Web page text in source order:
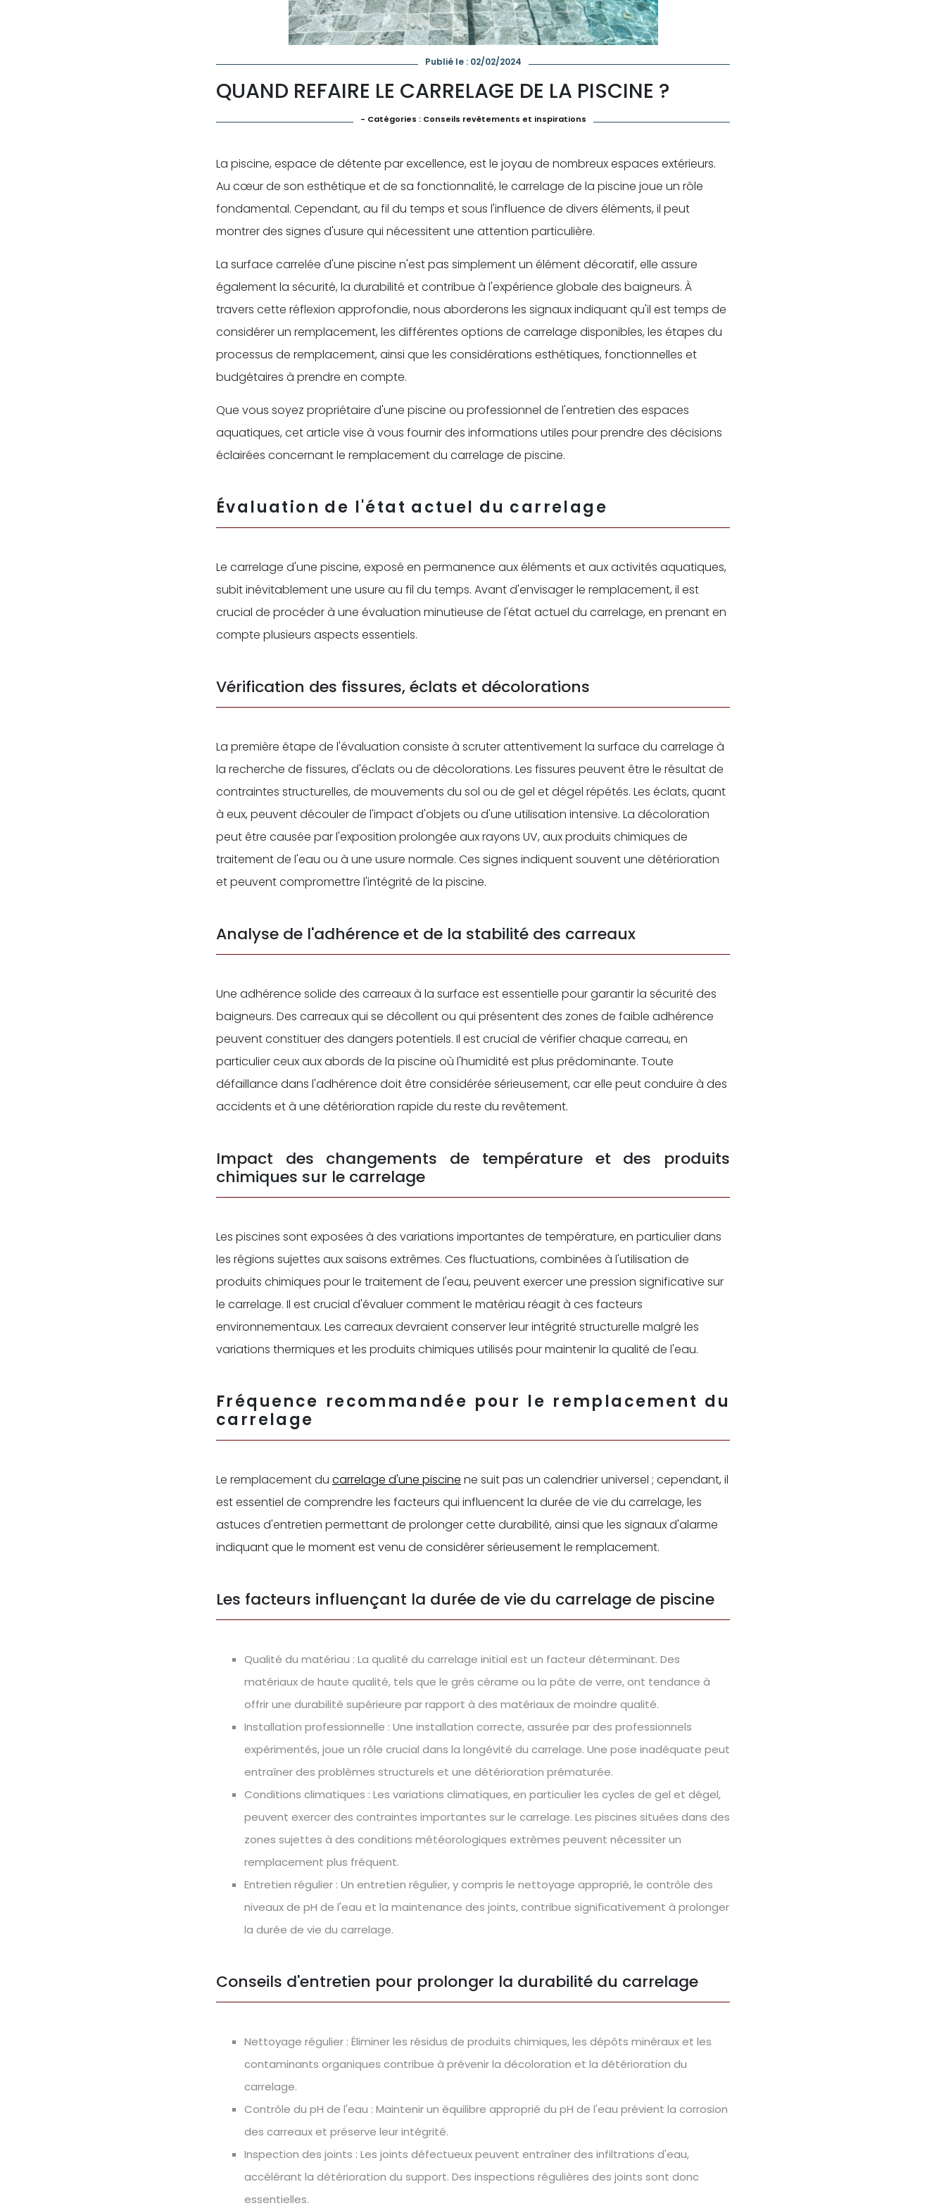
Publié le : 02/02/2024
QUAND REFAIRE LE CARRELAGE DE LA PISCINE ?
- Catégories : Conseils revêtements et inspirations
La piscine, espace de détente par excellence, est le joyau de nombreux espaces extérieurs.
Au cœur de son esthétique et de sa fonctionnalité, le carrelage de la piscine joue un rôle
fondamental. Cependant, au fil du temps et sous l'influence de divers éléments, il peut
montrer des signes d'usure qui nécessitent une attention particulière.
La surface carrelée d'une piscine n'est pas simplement un élément décoratif, elle assure
également la sécurité, la durabilité et contribue à l'expérience globale des baigneurs. À
travers cette réflexion approfondie, nous aborderons les signaux indiquant qu'il est temps de
considérer un remplacement, les différentes options de carrelage disponibles, les étapes du
processus de remplacement, ainsi que les considérations esthétiques, fonctionnelles et
budgétaires à prendre en compte.
Que vous soyez propriétaire d'une piscine ou professionnel de l'entretien des espaces
aquatiques, cet article vise à vous fournir des informations utiles pour prendre des décisions
éclairées concernant le remplacement du carrelage de piscine.
Évaluation de l'état actuel du carrelage
Le carrelage d'une piscine, exposé en permanence aux éléments et aux activités aquatiques,
subit inévitablement une usure au fil du temps. Avant d'envisager le remplacement, il est
crucial de procéder à une évaluation minutieuse de l'état actuel du carrelage, en prenant en
compte plusieurs aspects essentiels.
Vérification des fissures, éclats et décolorations
La première étape de l'évaluation consiste à scruter attentivement la surface du carrelage à
la recherche de fissures, d'éclats ou de décolorations. Les fissures peuvent être le résultat de
contraintes structurelles, de mouvements du sol ou de gel et dégel répétés. Les éclats, quant
à eux, peuvent découler de l'impact d'objets ou d'une utilisation intensive. La décoloration
peut être causée par l'exposition prolongée aux rayons UV, aux produits chimiques de
traitement de l'eau ou à une usure normale. Ces signes indiquent souvent une détérioration
et peuvent compromettre l'intégrité de la piscine.
Analyse de l'adhérence et de la stabilité des carreaux
Une adhérence solide des carreaux à la surface est essentielle pour garantir la sécurité des
baigneurs. Des carreaux qui se décollent ou qui présentent des zones de faible adhérence
peuvent constituer des dangers potentiels. Il est crucial de vérifier chaque carreau, en
particulier ceux aux abords de la piscine où l'humidité est plus prédominante. Toute
défaillance dans l'adhérence doit être considérée sérieusement, car elle peut conduire à des
accidents et à une détérioration rapide du reste du revêtement.
Impact des changements de température et des produits
chimiques sur le carrelage
Les piscines sont exposées à des variations importantes de température, en particulier dans
les régions sujettes aux saisons extrêmes. Ces fluctuations, combinées à l'utilisation de
produits chimiques pour le traitement de l'eau, peuvent exercer une pression significative sur
le carrelage. Il est crucial d'évaluer comment le matériau réagit à ces facteurs
environnementaux. Les carreaux devraient conserver leur intégrité structurelle malgré les
variations thermiques et les produits chimiques utilisés pour maintenir la qualité de l'eau.
Fréquence recommandée pour le remplacement du
carrelage
Le remplacement du carrelage d'une piscine ne suit pas un calendrier universel ; cependant, il
est essentiel de comprendre les facteurs qui influencent la durée de vie du carrelage, les
astuces d'entretien permettant de prolonger cette durabilité, ainsi que les signaux d'alarme
indiquant que le moment est venu de considérer sérieusement le remplacement.
Les facteurs influençant la durée de vie du carrelage de piscine
Qualité du matériau : La qualité du carrelage initial est un facteur déterminant. Des
matériaux de haute qualité, tels que le grès cérame ou la pâte de verre, ont tendance à
offrir une durabilité supérieure par rapport à des matériaux de moindre qualité.
Installation professionnelle : Une installation correcte, assurée par des professionnels
expérimentés, joue un rôle crucial dans la longévité du carrelage. Une pose inadéquate peut
entraîner des problèmes structurels et une détérioration prématurée.
Conditions climatiques : Les variations climatiques, en particulier les cycles de gel et dégel,
peuvent exercer des contraintes importantes sur le carrelage. Les piscines situées dans des
zones sujettes à des conditions météorologiques extrêmes peuvent nécessiter un
remplacement plus fréquent.
Entretien régulier : Un entretien régulier, y compris le nettoyage approprié, le contrôle des
niveaux de pH de l'eau et la maintenance des joints, contribue significativement à prolonger
la durée de vie du carrelage.
Conseils d'entretien pour prolonger la durabilité du carrelage
Nettoyage régulier : Éliminer les résidus de produits chimiques, les dépôts minéraux et les
contaminants organiques contribue à prévenir la décoloration et la détérioration du
carrelage.
Contrôle du pH de l'eau : Maintenir un équilibre approprié du pH de l'eau prévient la corrosion
des carreaux et préserve leur intégrité.
Inspection des joints : Les joints défectueux peuvent entraîner des infiltrations d'eau,
accélérant la détérioration du support. Des inspections régulières des joints sont donc
essentielles.